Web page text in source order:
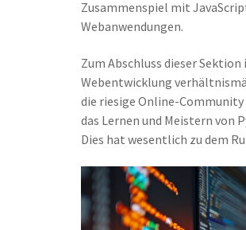
Zusammenspiel mit
Webanwendungen.
Zum Abschluss dieser
Webentwicklung
die riesige Online-
das Lernen und Meistern von
Dies hat wesentlich zu dem